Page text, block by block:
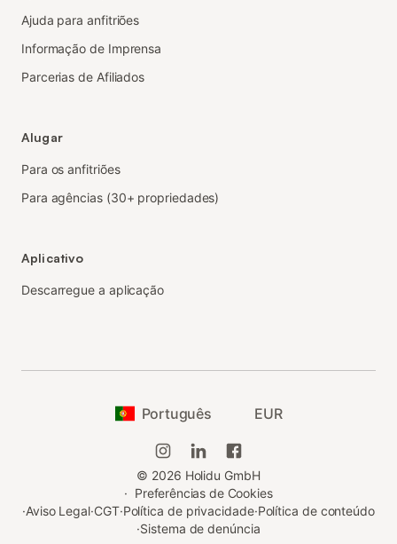
Ajuda para anfitriões
Informação de Imprensa
Parcerias de Afiliados
Alugar
Para os anfitriões
Para agências (30+ propriedades)
Aplicativo
Descarregue a aplicação
Português EUR
© 2026 Holidu GmbH
· Preferências de Cookies
·Aviso Legal·CGT·Política de privacidade·Política de conteúdo
·Sistema de denúncia